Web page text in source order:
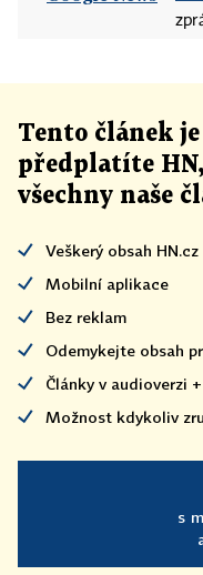
Tento článek je
předplatíte
všechny naše
Veškerý obsah HN.cz
Mobilní aplikace
Bez reklam
Odemykejte obsah
Články v audioverzi
Možnost kdykoliv
s